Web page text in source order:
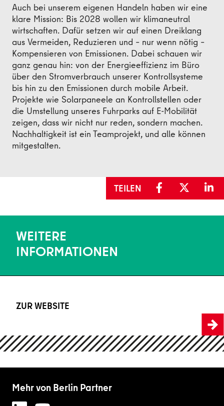
Auch bei unserem eigenen Handeln haben wir eine
klare Mission: Bis 2028 wollen wir klimaneutral
wirtschaften. Dafür setzen wir auf einen Dreiklang
aus Vermeiden, Reduzieren und – nur wenn nötig –
Kompensieren von Emissionen. Dabei schauen wir
ganz genau hin: von der Energieeffizienz im Büro
über den Stromverbrauch unserer Kontrollsysteme
bis hin zu den Emissionen durch mobile Arbeit.
Projekte wie Solarpaneele an Kontrollstellen oder
die Umstellung unseres Fuhrparks auf E-Mobilität
zeigen, dass wir nicht nur reden, sondern machen.
Nachhaltigkeit ist ein Teamprojekt, und alle können
mitgestalten.
TEILEN
WEITERE
INFORMATIONEN
ZUR WEBSITE
https://www.toll-collect.de
Mehr von Berlin Partner